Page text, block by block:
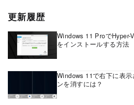
更新履歴
Windows 11 Proで
をインストールする方法
Windows 11で右下に表
ンを消すには？